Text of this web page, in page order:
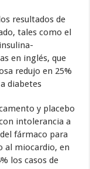
resultados de
tales como el
en inglés, que
redujo en 25%
diabetes
y placebo
intolerancia a
fármaco para
al miocardio, en
los casos de